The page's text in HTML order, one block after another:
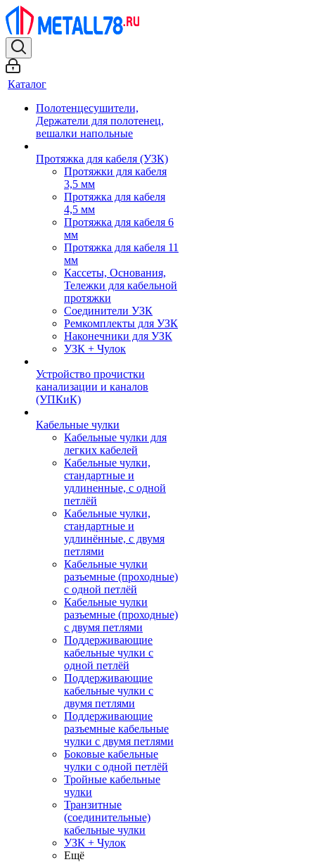
Каталог
Полотенцесушители,
Держатели для полотенец,
вешалки напольные
Протяжка для кабеля (УЗК)
Протяжки для кабеля
3,5 мм
Протяжка для кабеля
4,5 мм
Протяжка для кабеля 6
мм
Протяжка для кабеля 11
мм
Кассеты, Основания,
Тележки для кабельной
протяжки
Соединители УЗК
Ремкомплекты для УЗК
Наконечники для УЗК
УЗК + Чулок
Устройство прочистки
канализации и каналов
(УПКиК)
Кабельные чулки
Кабельные чулки для
легких кабелей
Кабельные чулки,
стандартные и
удлиненные, с одной
петлёй
Кабельные чулки,
стандартные и
удлинённые, с двумя
петлями
Кабельные чулки
разъемные (проходные)
с одной петлёй
Кабельные чулки
разъемные (проходные)
с двумя петлями
Поддерживающие
кабельные чулки с
одной петлёй
Поддерживающие
кабельные чулки с
двумя петлями
Поддерживающие
разъемные кабельные
чулки с двумя петлями
Боковые кабельные
чулки с одной петлёй
Тройные кабельные
чулки
Транзитные
(соединительные)
кабельные чулки
УЗК + Чулок
Ещё